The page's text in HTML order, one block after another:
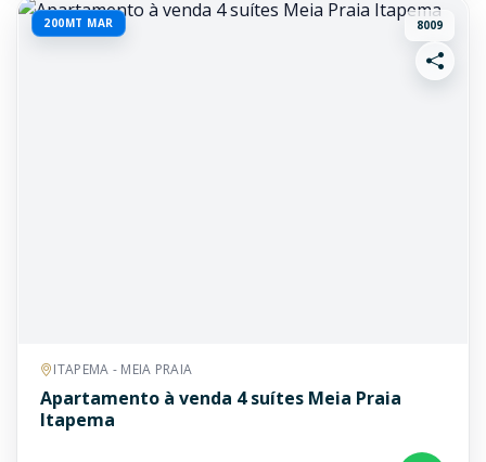
200MT MAR 8009
ITAPEMA - MEIA PRAIA
Apartamento à venda 4 suítes Meia Praia
Itapema